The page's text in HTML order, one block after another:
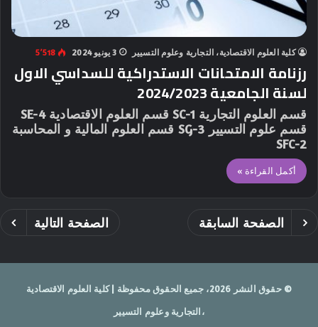
كلية العلوم الاقتصادية، التجارية وعلوم التسيير 3 يونيو 2024 5٬518
رزنامة الامتحانات الاستدراكية للسداسي الاول
لسنة الجامعية 2024/2023
قسم العلوم التجارية SC-1 قسم العلوم الاقتصادية SE-4
قسم علوم التسيير SG-3 قسم العلوم المالية و المحاسبة
SFC-2
أكمل القراءة »
الصفحة السابقة الصفحة التالية
© حقوق النشر 2026، جميع الحقوق محفوظة | كلية العلوم الاقتصادية
،التجارية وعلوم التسيير